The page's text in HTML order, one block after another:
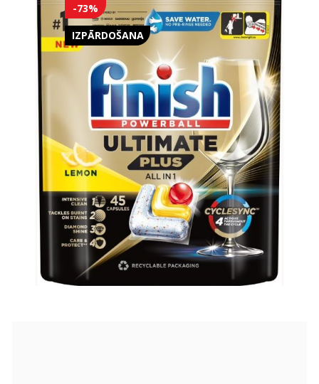
IZPĀRDOŠANA
-73%